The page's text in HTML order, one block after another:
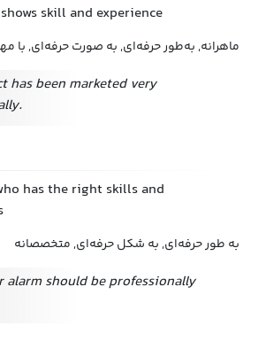
skill and experience
ماهرانه, به‌طور حرفه‌ای, به صورت حرفه‌ای, با
has been marketed very
has the right skills and
به طور حرفه‌ای, به شکل حرفه‌ای, متخصصانه
alarm should be professionally